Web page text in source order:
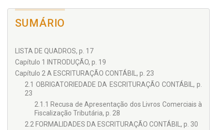
das demonstrações contábeis
publicado pela Editora Atlas. Site:
Mestre em Direito pela
College of Law, EUA. Mestre em Políticas Públicas pela
University, EUA. BolsistaFulbright
Humphrey. Bacharel em Direito pela Universidade Federal da
Bahia – UFBA. Ex-Defensor Público Federal. Promotor de
Justiça do Ministério Público do Estado da Bahia desde 2002,
com atuação especializada em combate à sonegação fiscal.
Coordenador do Comitê Interinstitucional de Recuperação de
Ativos – CIRA, em Vitória da Conquista – Bahia. Autor de
capítulo do livroPractical Approaches to Peacebuilding: Putting
SUMÁRIO
LISTA DE QUADROS, p. 17
Capítulo 1 INTRODUÇÃO, p. 19
Capítulo 2 A ESCRITURAÇÃO CONTÁBIL, p. 23
2.1 OBRIGATORIEDADE DA ESCRITURAÇÃO CONTÁBIL, p.
23
2.1.1 Recusa de Apresentação dos Livros Comerciais à
Fiscalização Tributária, p. 28
2.2 FORMALIDADES DA ESCRITURAÇÃO CONTÁBIL, p. 30